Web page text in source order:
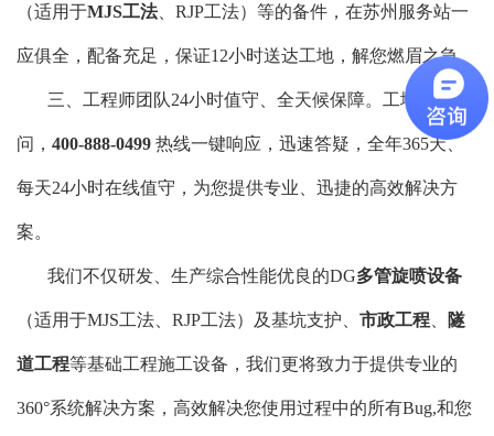
（适用于MJS工法、RJP工法）等的备件，在苏州服务站一
应俱全，配备充足，保证12小时送达工地，解您燃眉之急。
三、工程师团队24小时值守、全天候保障。工地任何疑
问， 400-888-0499 热线一键响应，迅速答疑，全年365天、
每天24小时在线值守，为您提供专业、迅捷的高效解决方
案。
我们不仅研发、生产综合性能优良的DG多管旋喷设备
（适用于MJS工法、RJP工法）及基坑支护、 市政工程 隧
道工程等基础工程施工设备，我们更将致力于提供专业的
360°系统解决方案，高效解决您使用过程中的所有Bug,和您